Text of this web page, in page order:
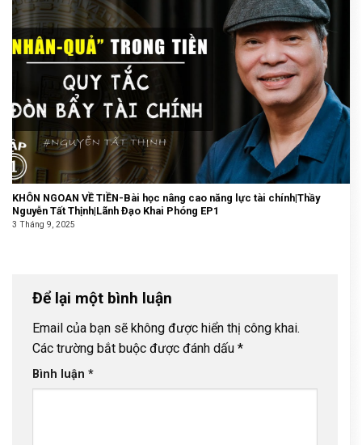
KHÔN NGOAN VỀ TIỀN-Bài học nâng cao năng lực tài chính|Thầy
Nguyễn Tất Thịnh|Lãnh Đạo Khai Phóng EP1
3 Tháng 9, 2025
Để lại một bình luận
Email của bạn sẽ không được hiển thị công khai.
Các trường bắt buộc được đánh dấu *
Bình luận *